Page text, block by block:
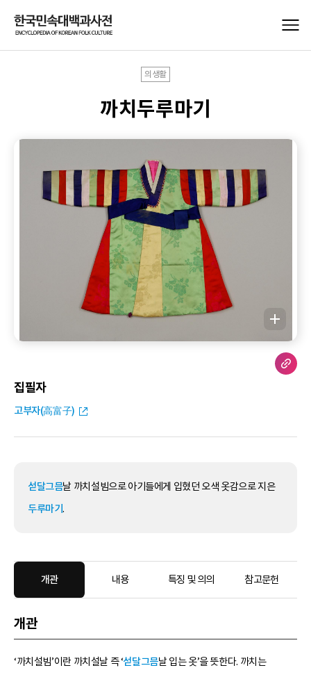
의생활
까치두루마기
집필자
고부자(高富子)
섣달그믐날 까치설빔으로 아기들에게 입혔던 오색 옷감으로 지은
두루마기.
개관 내용 특징 및 의의 참고문헌
개관
‘까치설빔’이란 까치설날 즉 ‘섣달그믐날 입는 옷’을 뜻한다. 까치는